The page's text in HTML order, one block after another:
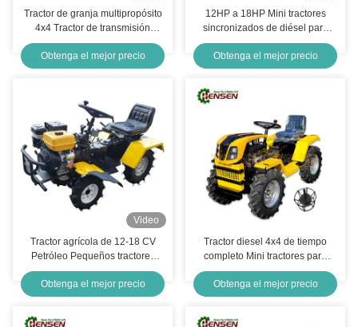
Tractor de granja multipropósito
4x4 Tractor de transmisión
síncrona multifunción
Obtenga el mejor precio
12HP a 18HP Mini tractores
sincronizados de diésel para
agricultura con múltiples
funciones
Obtenga el mejor precio
Video
Tractor agrícola de 12-18 CV
Petróleo Pequeños tractores
agrícolas de 4 tiempos
Obtenga el mejor precio
Tractor diesel 4x4 de tiempo
completo Mini tractores para
una alta eficiencia de trabajo
Obtenga el mejor precio